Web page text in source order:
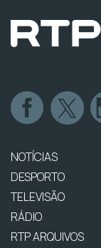
NOTÍCIAS
DESPORTO
TELEVISÃO
RÁDIO
RTP ARQUIVOS